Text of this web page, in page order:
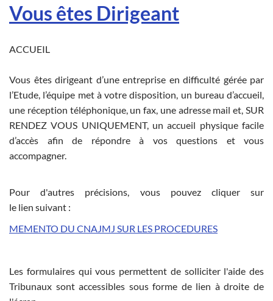
Vous êtes Dirigeant
ACCUEIL
Vous êtes dirigeant d’une entreprise en difficulté gérée par
l’Etude, l’équipe met à votre disposition, un bureau d’accueil,
une réception téléphonique, un fax, une adresse mail et, SUR
RENDEZ VOUS UNIQUEMENT, un accueil physique facile
d’accès afin de répondre à vos questions et vous
accompagner.
Pour d'autres précisions, vous pouvez cliquer sur
le lien suivant :
MEMENTO DU CNAJMJ SUR LES PROCEDURES
Les formulaires qui vous permettent de solliciter l'aide des
Tribunaux sont accessibles sous forme de lien à droite de